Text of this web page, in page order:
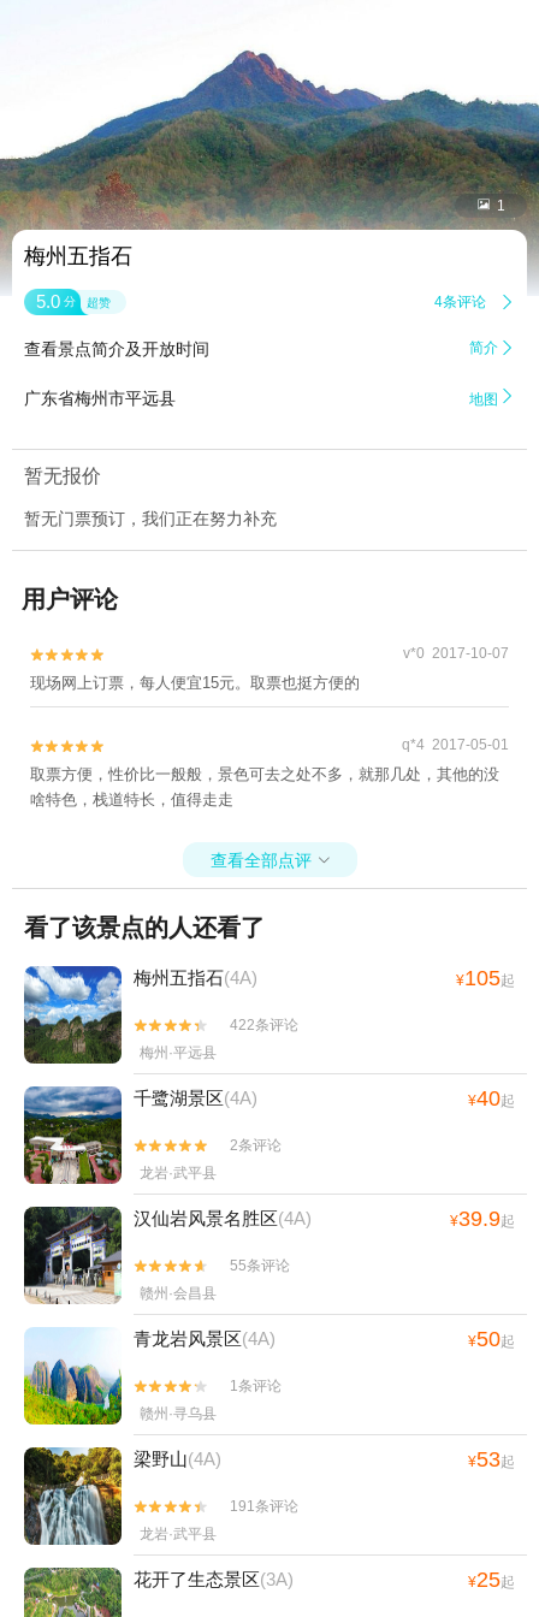
 1
梅州五指石
5.0 分 超赞 4条评论 
查看景点简介及开放时间 简介 
广东省梅州市平远县 地图 
暂无报价
暂无门票预订，我们正在努力补充
用户评论

 v*0 2017-10-07
现场网上订票，每人便宜15元。取票也挺方便的

 q*4 2017-05-01
取票方便，性价比一般般，景色可去之处不多，就那几处，其他的没
啥特色，栈道特长，值得走走
查看全部点评 
看了该景点的人还看了
梅州五指石(4A) ¥105起


422条评论
梅州·平远县
千鹭湖景区(4A) ¥40起


2条评论
龙岩·武平县
汉仙岩风景名胜区(4A) ¥39.9起


55条评论
赣州·会昌县
青龙岩风景区(4A) ¥50起


1条评论
赣州·寻乌县
梁野山(4A) ¥53起


191条评论
龙岩·武平县
花开了生态景区(3A) ¥25起